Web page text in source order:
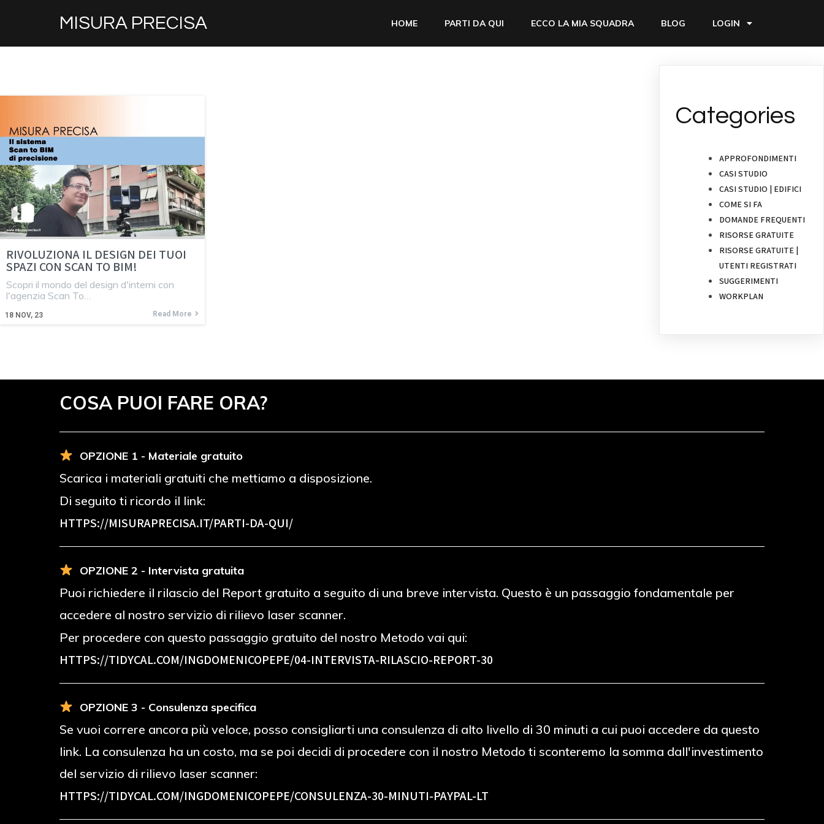
MISURA PRECISA HOME PARTI DA QUI ECCO LA MIA SQUADRA BLOG LOGIN
RIVOLUZIONA IL DESIGN DEI TUOI
SPAZI CON SCAN TO BIM!
18 NOV, 23
Scopri il mondo del design d'interni con
l'agenzia Scan To…
Read More
Categories
APPROFONDIMENTI
CASI STUDIO
CASI STUDIO | EDIFICI
COME SI FA
DOMANDE FREQUENTI
RISORSE GRATUITE
RISORSE GRATUITE |
UTENTI REGISTRATI
SUGGERIMENTI
WORKPLAN
COSA PUOI FARE ORA?
OPZIONE 1 - Materiale gratuito
Scarica i materiali gratuiti che mettiamo a disposizione.
Di seguito ti ricordo il link:
HTTPS://MISURAPRECISA.IT/PARTI-DA-QUI/
OPZIONE 2 - Intervista gratuita
Puoi richiedere il rilascio del Report gratuito a seguito di una breve intervista. Questo è un passaggio fondamentale per
accedere al nostro servizio di rilievo laser scanner.
Per procedere con questo passaggio gratuito del nostro Metodo vai qui:
HTTPS://TIDYCAL.COM/INGDOMENICOPEPE/04-INTERVISTA-RILASCIO-REPORT-30
OPZIONE 3 - Consulenza specifica
Se vuoi correre ancora più veloce, posso consigliarti una consulenza di alto livello di 30 minuti a cui puoi accedere da questo
link. La consulenza ha un costo, ma se poi decidi di procedere con il nostro Metodo ti sconteremo la somma dall'investimento
del servizio di rilievo laser scanner:
HTTPS://TIDYCAL.COM/INGDOMENICOPEPE/CONSULENZA-30-MINUTI-PAYPAL-LT